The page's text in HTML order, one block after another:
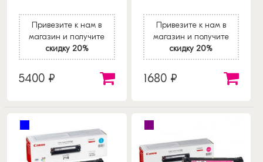
Привезите к нам в
магазин и получите
скидку 20%
5400 ₽
Привезите к нам в
магазин и получите
скидку 20%
1680 ₽